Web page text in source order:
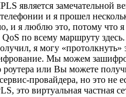
является замечательной
и я прошел
и я люблю это, потому что
по всему маршруту
я могу «протолкнуть»
Мы можем
роутера или Вы можете
провайдера, но это не
это виртуальная частная